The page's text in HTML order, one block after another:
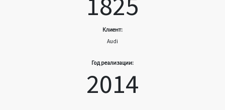
Клиент:
Audi
Год реализации:
2014